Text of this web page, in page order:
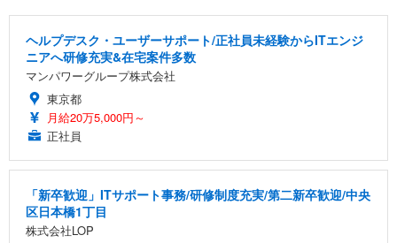
ヘルプデスク・ユーザーサポート/正社員未経験からITエンジ
ニアへ研修充実&在宅案件多数
マンパワーグループ株式会社
東京都
月給20万5,000円～
正社員
「新卒歓迎」ITサポート事務/研修制度充実/第二新卒歓迎/中央
区日本橋1丁目
株式会社LOP